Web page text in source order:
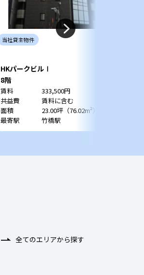
当社貸主物件
HKパークビルⅠ
8階
賃料
333,500円
共益費
賃料に含む
面積
23.00坪（76.02m²）
最寄駅
竹橋駅
全てのエリアから探す